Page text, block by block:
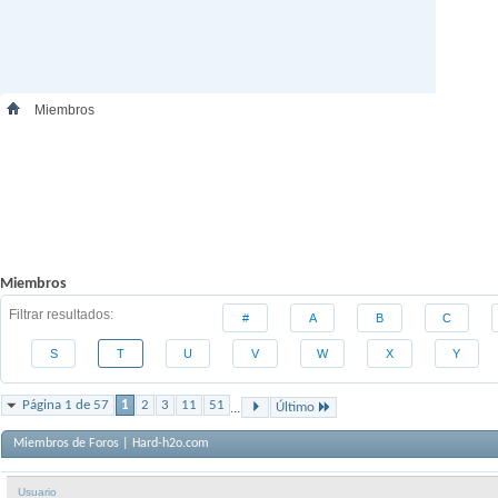
Miembros
Miembros
Filtrar resultados # A B C
S T U V W X Y
Página 1 de 57 1 2 3 11 51 ... Último
Miembros de Foros | Hard-h2o.com
Usuario